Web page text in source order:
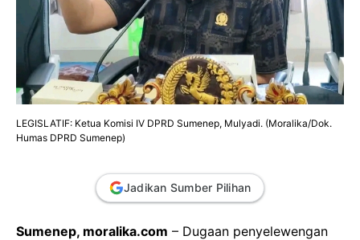
LEGISLATIF: Ketua Komisi IV DPRD Sumenep, Mulyadi. (Moralika/Dok.
Humas DPRD Sumenep)
Jadikan Sumber Pilihan
Sumenep, moralika.com – Dugaan penyelewengan